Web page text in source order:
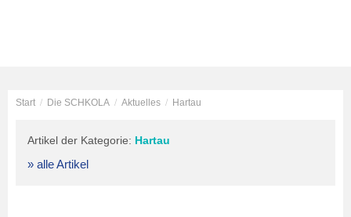
Start / Die SCHKOLA / Aktuelles / Hartau
Artikel der Kategorie: Hartau
» alle Artikel